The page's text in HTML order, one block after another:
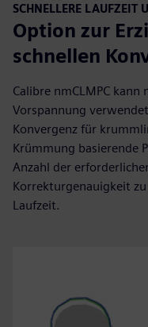
SCHNELLERE LAUFZEIT
Option zur
schnellen
Calibre nmCLMPC
Vorspannung
Konvergenz für
Krümmung basierende
Anzahl der
Korrekturgenauigkeit
Laufzeit.